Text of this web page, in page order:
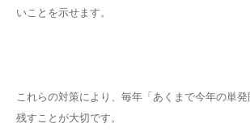
いことを示せます。
これらの対策により、毎年「あくまで今年の単
残すことが大切です。